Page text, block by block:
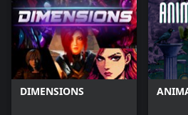
DIMENSIONS